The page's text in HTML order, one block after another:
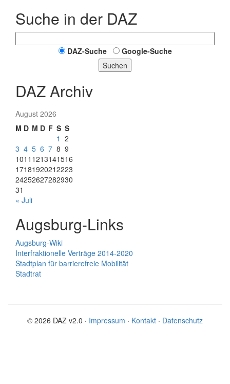
Suche in der DAZ
DAZ-Suche
Google-Suche
Suchen
DAZ Archiv
August 2026
M D M D F S S
1 2
3 4 5 6 7 8 9
1011 1213141516
17181920212223
24252627282930
31
« Juli
Augsburg-Links
Augsburg-Wiki
Interfraktionelle Verträge 2014-2020
Stadtplan für barrierefreie Mobilität
Stadtrat
© 2026 DAZ v2.0 · Impressum · Kontakt · Datenschutz